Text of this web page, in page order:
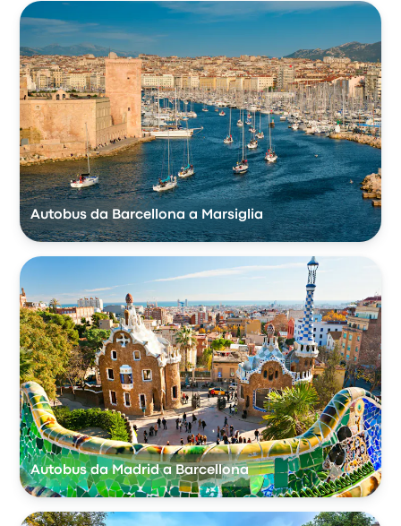
Autobus da Barcellona a Marsiglia
Autobus da Madrid a Barcellona